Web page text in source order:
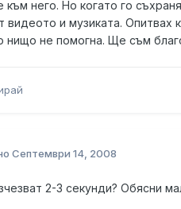
към него. Но когато го
видеото и музиката. Опитвах
нищо не помогна. Ще съм
Септември 14, 2008
2-3 секунди? Обясни